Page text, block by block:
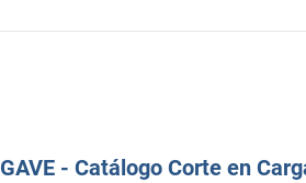
GAVE - Catálogo Corte en